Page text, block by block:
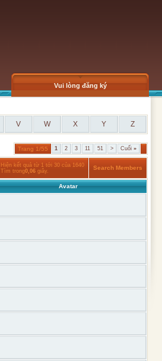
Vui lòng đăng ký
V W X Y Z
Trang 1/55 1 2 3 11 51 > Cuối »
Hiện kết quả từ 1 tới 30 của 1640
Tìm trong0,06 giây. Search Members
Avatar